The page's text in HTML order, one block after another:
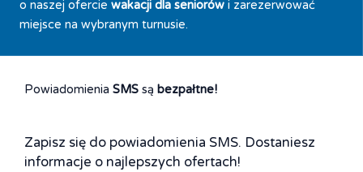
o naszej ofercie wakacji dla seniorów i zarezerwować
miejsce na wybranym turnusie.
Powiadomienia SMS są bezpałtne!
Zapisz się do powiadomienia SMS. Dostaniesz
informacje o najlepszych ofertach!